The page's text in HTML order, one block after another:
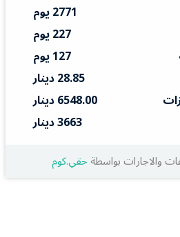
2771 يوم
227 يوم
127 يوم
28.85 دينار
6548.00 دينار
3663 دينار
والاجارات بواسطةحقي.كوم